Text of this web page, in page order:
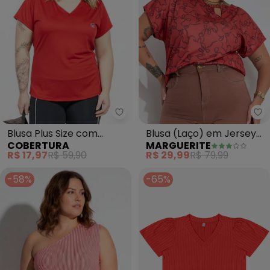
Cobertura - Blusa Plus Size
Blusa Plus Size com
Estampa (Vermelho)
COBERTURA
R$ 17,97R$ 59,90
Blusa (Laço) em Jersey
Acetinado
MARGUERITE
R$ 29,99R$ 79,99
-58%
-65%